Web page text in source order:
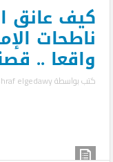
كيف عانق
ناطحات
واقعا ..
كتب بواسطةelgedawy